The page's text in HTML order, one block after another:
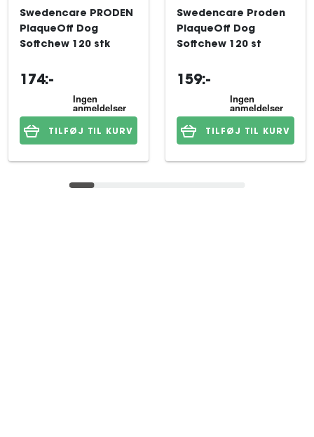
Swedencare PRODEN
PlaqueOff Dog
Softchew 120 stk
174:-
TILFØJ TIL KURV
Swedencare Proden
PlaqueOff Dog
Softchew 120 st
159:-
TILFØJ TIL KURV